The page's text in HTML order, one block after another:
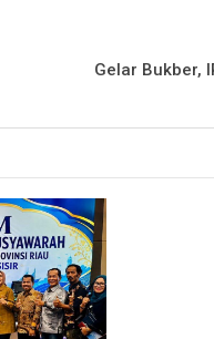
Gelar Bukber,